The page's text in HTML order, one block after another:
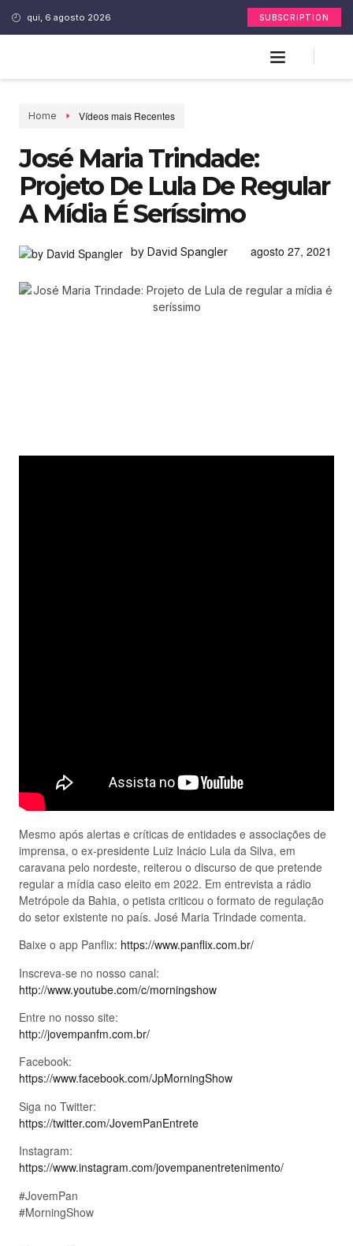
qui, 6 agosto 2026 SUBSCRIPTION
Home Vídeos mais Recentes
José Maria Trindade:
Projeto De Lula De Regular
A Mídia É Seríssimo
by David Spangler agosto 27, 2021
Mesmo após alertas e críticas de entidades e associações de
imprensa, o ex-presidente Luiz Inácio Lula da Silva, em
caravana pelo nordeste, reiterou o discurso de que pretende
regular a mídia caso eleito em 2022. Em entrevista a rádio
Metrópole da Bahia, o petista criticou o formato de regulação
do setor existente no país. José Maria Trindade comenta.
Baixe o app Panflix: https://www.panflix.com.br/
Inscreva-se no nosso canal:
http://www.youtube.com/c/morningshow
Entre no nosso site:
http://jovempanfm.com.br/
Facebook:
https://www.facebook.com/JpMorningShow
Siga no Twitter:
https://twitter.com/JovemPanEntrete
Instagram:
https://www.instagram.com/jovempanentretenimento/
#JovemPan
#MorningShow